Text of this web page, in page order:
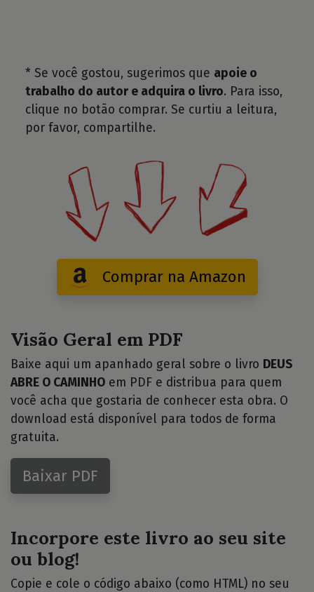
* Se você gostou, sugerimos que apoie o
trabalho do autor e adquira o livro. Para isso,
clique no botão comprar. Se curtiu a leitura,
por favor, compartilhe.
Comprar na Amazon
Visão Geral em PDF
Baixe aqui um apanhado geral sobre o livro DEUS
ABRE O CAMINHO em PDF e distribua para quem
você acha que gostaria de conhecer esta obra. O
download está disponível para todos de forma
gratuita.
Baixar PDF
Incorpore este livro ao seu site
ou blog!
Copie e cole o código abaixo (como HTML) no seu